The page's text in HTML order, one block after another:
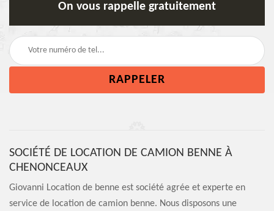
On vous rappelle gratuitement
SOCIÉTÉ DE LOCATION DE CAMION BENNE À
CHENONCEAUX
Giovanni Location de benne est société agrée et experte en
service de location de camion benne. Nous disposons une